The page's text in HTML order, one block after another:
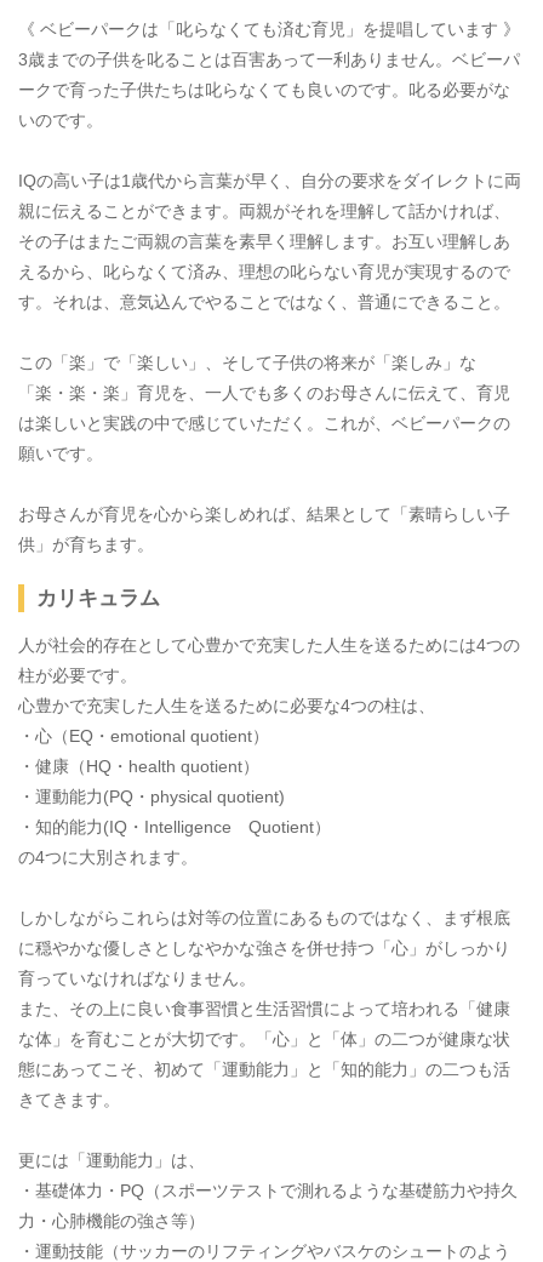
《 ベビーパークは「叱らなくても済む育児」を提唱しています 》
3歳までの子供を叱ることは百害あって一利ありません。ベビーパ
ークで育った子供たちは叱らなくても良いのです。叱る必要がな
いのです。
IQの高い子は1歳代から言葉が早く、自分の要求をダイレクトに両
親に伝えることができます。両親がそれを理解して話かければ、
その子はまたご両親の言葉を素早く理解します。お互い理解しあ
えるから、叱らなくて済み、理想の叱らない育児が実現するので
す。それは、意気込んでやることではなく、普通にできること。
この「楽」で「楽しい」、そして子供の将来が「楽しみ」な
「楽・楽・楽」育児を、一人でも多くのお母さんに伝えて、育児
は楽しいと実践の中で感じていただく。これが、ベビーパークの
願いです。
お母さんが育児を心から楽しめれば、結果として「素晴らしい子
供」が育ちます。
カリキュラム
人が社会的存在として心豊かで充実した人生を送るためには4つの
柱が必要です。
心豊かで充実した人生を送るために必要な4つの柱は、
・心（EQ・emotional quotient）
・健康（HQ・health quotient）
・運動能力(PQ・physical quotient)
・知的能力(IQ・Intelligence Quotient）
の4つに大別されます。
しかしながらこれらは対等の位置にあるものではなく、まず根底
に穏やかな優しさとしなやかな強さを併せ持つ「心」がしっかり
育っていなければなりません。
また、その上に良い食事習慣と生活習慣によって培われる「健康
な体」を育むことが大切です。「心」と「体」の二つが健康な状
態にあってこそ、初めて「運動能力」と「知的能力」の二つも活
きてきます。
更には「運動能力」は、
・基礎体力・PQ（スポーツテストで測れるような基礎筋力や持久
力・心肺機能の強さ等）
・運動技能（サッカーのリフティングやバスケのシュートのよう